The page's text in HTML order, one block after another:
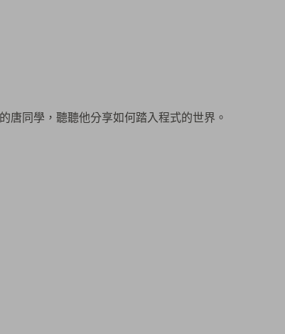
唐同學，聽聽他分享如何踏入程式的世界。